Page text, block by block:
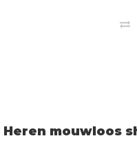
mouwloos